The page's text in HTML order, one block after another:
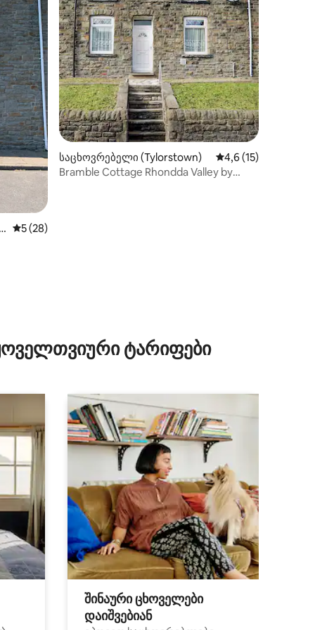
საშუალო შეფასებაა 5‑დან 5, 28 მიმოხილვა
5 (28)
საცხოვრებელი (Tylorstown) საშუალო
4,6 (15)
Bramble Cottage Rhondda Valley by
ტარიფები
შინაური ცხოველები
დაიშვებიან